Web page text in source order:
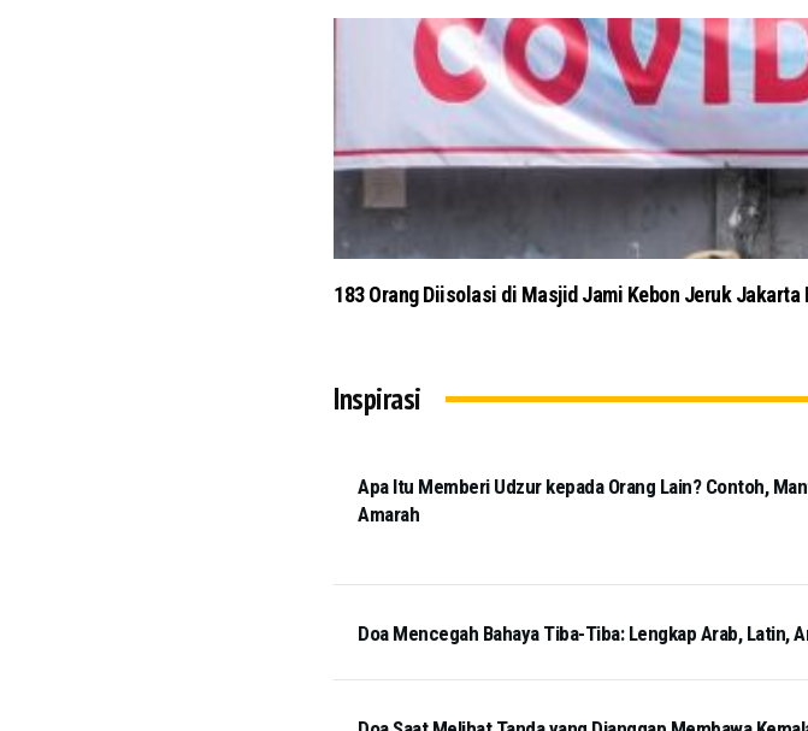
Salat Jumat di Masjid Pusdai Bandung Terapkan Protokol
Inspirasi
Apa Itu Memberi Udzur kepada Orang Lain? Contoh,
Amarah
Doa Mencegah Bahaya Tiba-Tiba: Lengkap Arab, Latin,